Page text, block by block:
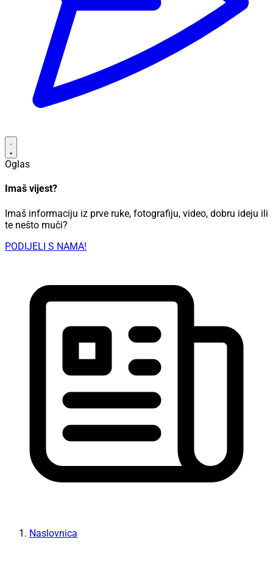
Oglas
Imaš vijest?
Imaš informaciju iz prve ruke, fotografiju, video, dobru ideju ili
te nešto muči?
PODIJELI S NAMA!
Naslovnica